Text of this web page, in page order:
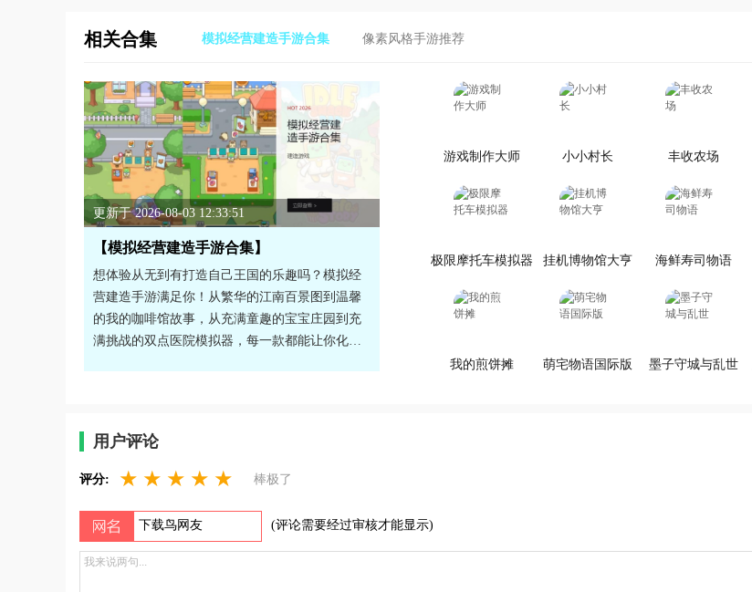
相关合集 模拟经营建造手游合集 像素风格手游推荐
更新于 2026-08-03 12:33:51
【模拟经营建造手游合集】
想体验从无到有打造自己王国的乐趣吗？模拟经
营建造手游满足你！从繁华的江南百景图到温馨
的我的咖啡馆故事，从充满童趣的宝宝庄园到充
满挑战的双点医院模拟器，每一款都能让你化身
游戏制作大师 小小村长 丰收农场
极限摩托车模拟器 挂机博物馆大亨 海鲜寿司物语
我的煎饼摊 萌宅物语国际版 墨子守城与乱世
用户评论
评分: ★ ★ ★ ★ ★ 棒极了
(评论需要经过审核才能显示)